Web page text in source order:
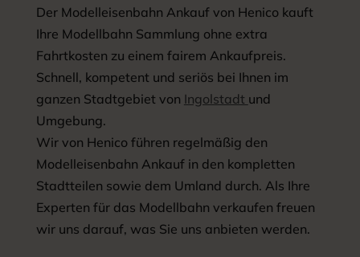
Der Modelleisenbahn Ankauf von Henico kauft
Ihre Modellbahn Sammlung ohne extra
Fahrtkosten zu einem fairem Ankaufpreis.
Schnell, kompetent und seriös bei Ihnen im
ganzen Stadtgebiet von Ingolstadt und
Umgebung.
Wir von Henico führen regelmäßig den
Modelleisenbahn Ankauf in den kompletten
Stadtteilen sowie dem Umland durch. Als Ihre
Experten für das Modellbahn verkaufen freuen
wir uns darauf, was Sie uns anbieten werden.